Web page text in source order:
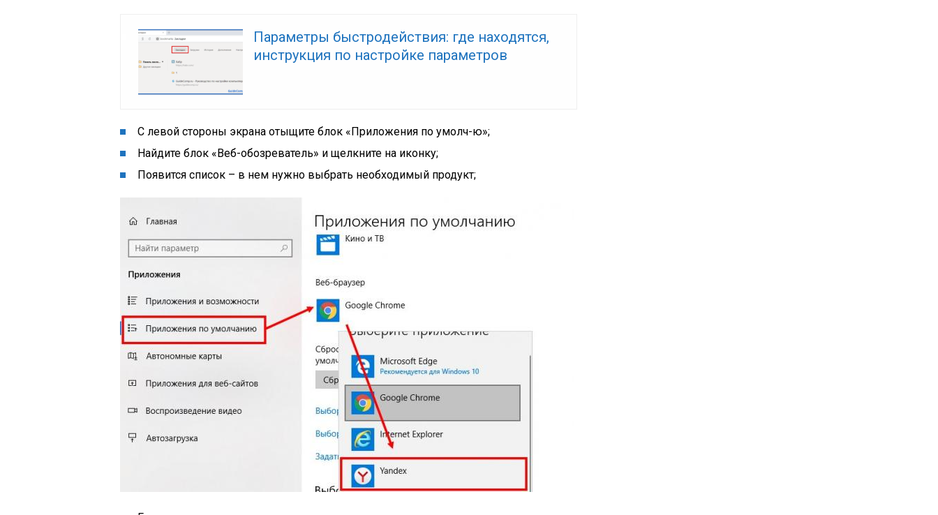
Параметры быстродействия: где находятся,
инструкция по настройке параметров
С левой стороны экрана отыщите блок «Приложения по умолч-ю»;
Найдите блок «Веб-обозреватель» и щелкните на иконку;
Появится список – в нем нужно выбрать необходимый продукт;